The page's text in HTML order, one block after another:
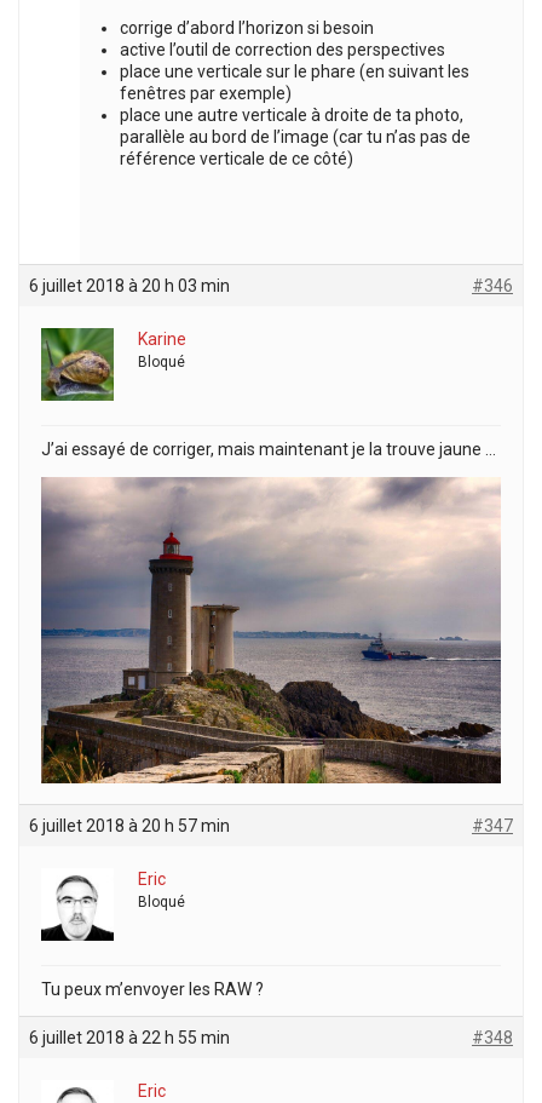
corrige d’abord l’horizon si besoin
active l’outil de correction des perspectives
place une verticale sur le phare (en suivant les
fenêtres par exemple)
place une autre verticale à droite de ta photo,
parallèle au bord de l’image (car tu n’as pas de
référence verticale de ce côté)
6 juillet 2018 à 20 h 03 min #346
Karine
Bloqué
J’ai essayé de corriger, mais maintenant je la trouve jaune …
6 juillet 2018 à 20 h 57 min #347
Eric
Bloqué
Tu peux m’envoyer les RAW ?
6 juillet 2018 à 22 h 55 min #348
Eric